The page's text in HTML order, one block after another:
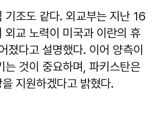
기조도 같다. 외교부는 지난 16
외교 노력이 미국과 이란의 휴
졌다고 설명했다. 이어 양측이
는 것이 중요하며, 파키스탄은
지원하겠다고 밝혔다.